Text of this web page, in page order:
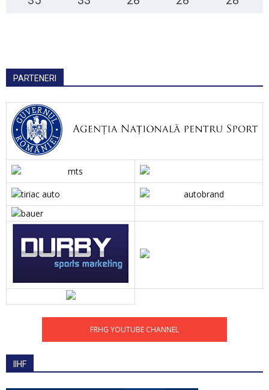
PARTENERI
FRHG YOUTUBE CHANNEL
IIHF